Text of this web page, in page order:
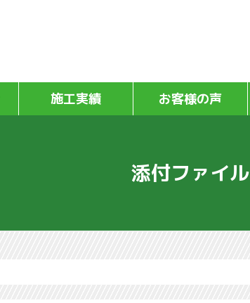
施工実績 お客様の声
添付ファイル